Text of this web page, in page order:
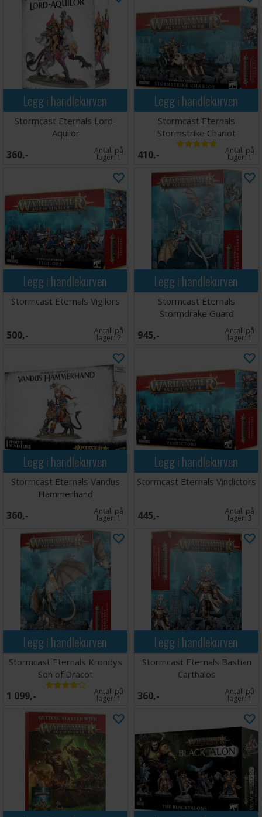
Legg i handlekurven
Stormcast Eternals Lord-
Aquilor
360,- Antall på
lager:1
Legg i handlekurven
Stormcast Eternals
Stormstrike Chariot
410,- Antall på
lager:1
Legg i handlekurven
Stormcast Eternals Vigilors
500,- Antall på
lager:2
Legg i handlekurven
Stormcast Eternals
Stormdrake Guard
945,- Antall på
lager:1
Legg i handlekurven
Stormcast Eternals Vandus
Hammerhand
360,- Antall på
lager:1
Legg i handlekurven
Stormcast Eternals Vindictors
445,- Antall på
lager:3
Legg i handlekurven
Stormcast Eternals Krondys
Son of Dracot
1 099,- Antall på
lager:1
Legg i handlekurven
Stormcast Eternals Bastian
Carthalos
360,- Antall på
lager:1